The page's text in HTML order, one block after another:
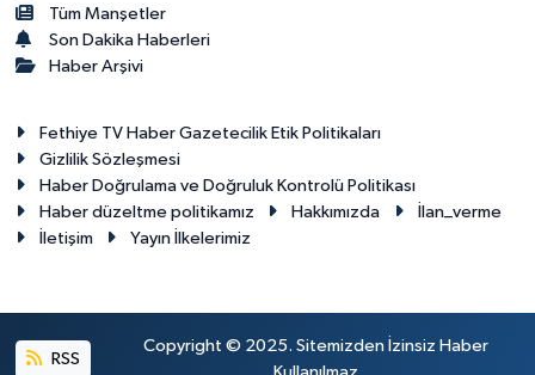
Tüm Manşetler
Son Dakika Haberleri
Haber Arşivi
Fethiye TV Haber Gazetecilik Etik Politikaları
Gizlilik Sözleşmesi
Haber Doğrulama ve Doğruluk Kontrolü Politikası
Haber düzeltme politikamız
Hakkımızda
İlan_verme
İletişim
Yayın İlkelerimiz
RSS
Copyright © 2025. Sitemizden İzinsiz Haber